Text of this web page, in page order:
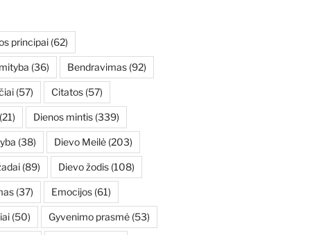
principai(62)
(36) Bendravimas(92)
(57) Citatos(57)
Dienos mintis(339)
(38) Dievo Meilė(203)
(89) Dievo žodis(108)
(37) Emocijos(61)
(50) Gyvenimo prasmė(53)